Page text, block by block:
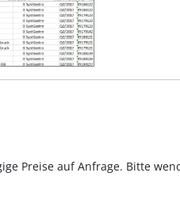
Preise auf Anfrage. Bitte